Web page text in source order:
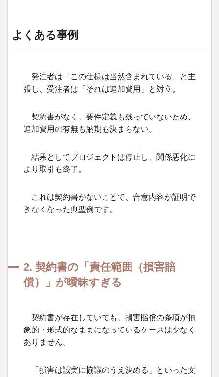
よくある事例
発注者は「この仕様は当然含まれている」と主
張し、受注者は「それは追加費用」と対立。
契約書がなく、要件定義も残っていないため、
追加費用の有無も納期も決まらない。
結果としてプロジェクトは停止し、関係悪化に
より取引も終了。
これは契約書がないことで、合意内容が証明で
きなくなった典型例です。
2. 契約書の「責任範囲（損害賠
償）」が曖昧すぎる
契約書が存在していても、損害賠償の条項が抽
象的・形式的なままになっているケースは少なく
ありません。
「損害は誠実に協議のうえ決める」といった文